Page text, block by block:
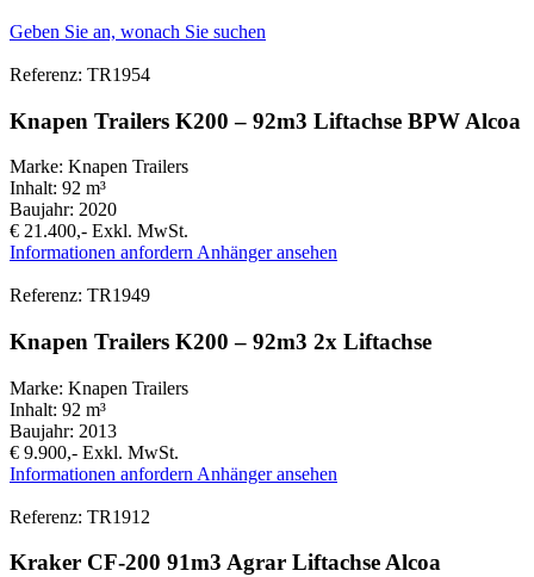
Geben Sie an, wonach Sie suchen
Referenz: TR1954
Knapen Trailers K200 – 92m3 Liftachse BPW Alcoa
Marke: Knapen Trailers
Inhalt: 92 m³
Baujahr: 2020
€ 21.400,- Exkl. MwSt.
Informationen anfordern Anhänger ansehen
Referenz: TR1949
Knapen Trailers K200 – 92m3 2x Liftachse
Marke: Knapen Trailers
Inhalt: 92 m³
Baujahr: 2013
€ 9.900,- Exkl. MwSt.
Informationen anfordern Anhänger ansehen
Referenz: TR1912
Kraker CF-200 91m3 Agrar Liftachse Alcoa